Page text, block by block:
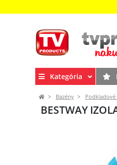
Kategória
Bazény
BESTWAY